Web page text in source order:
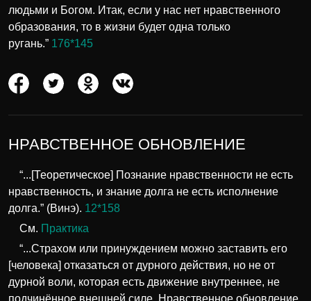
людьми и Богом. Итак, если у нас нет нравственного
образования, то в жизни будет одна только
ругань.” 176*145
НРАВСТВЕННОЕ ОБНОВЛЕНИЕ
“...[Теоретическое] Познание нравственности не есть
нравственность, и знание долга не есть исполнение
долга.” (Винэ). 12*158
См. Практика
“...Страхом или принуждением можно заставить его
[человека] отказаться от дурного действия, но не от
дурной воли, которая есть движение внутреннее, не
подчинённое внешней силе. Нравственное обновление